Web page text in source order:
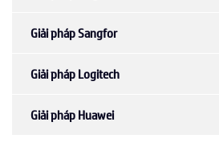
Giải pháp Sangfor
Giải pháp Logitech
Giải pháp Huawei